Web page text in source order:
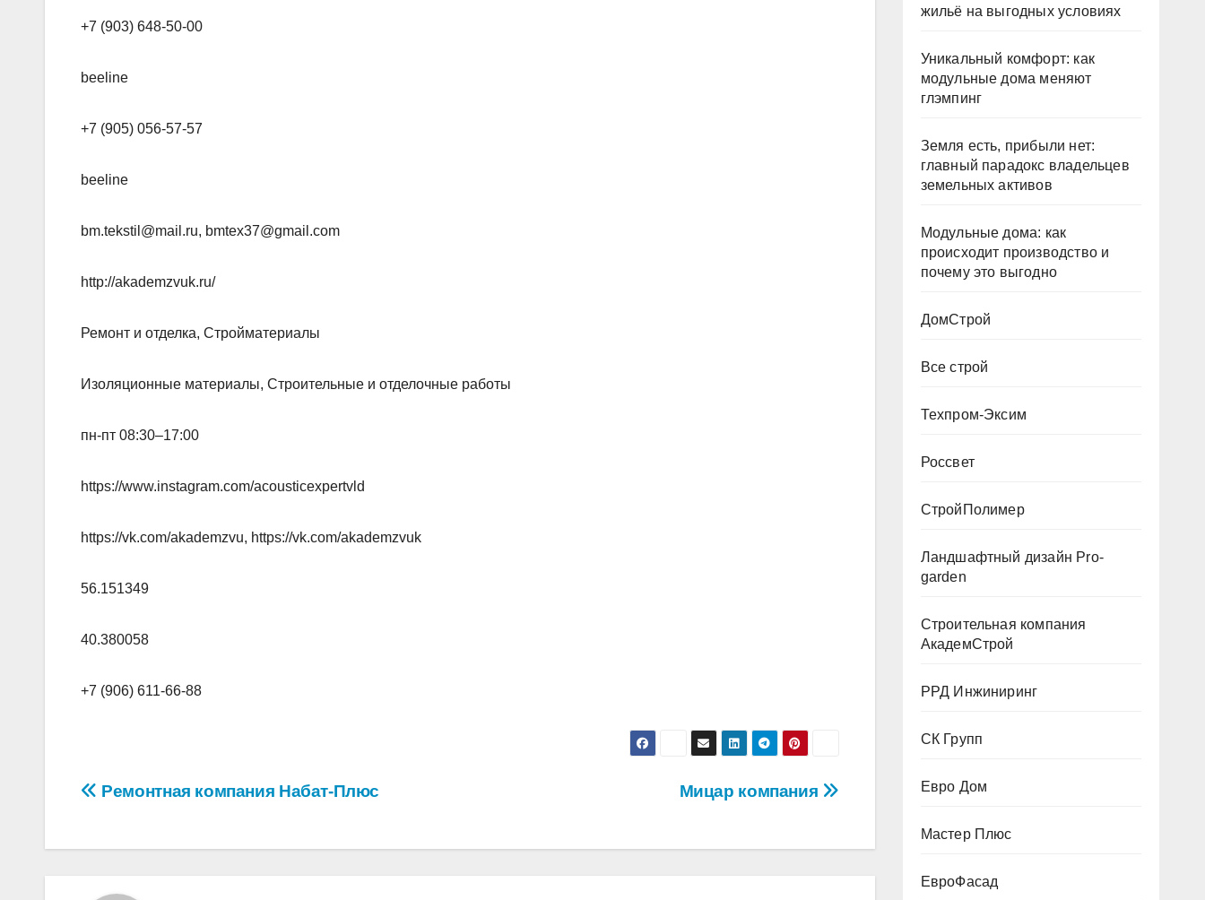
+7 (903) 648-50-00
beeline
+7 (905) 056-57-57
beeline
bm.tekstil@mail.ru, bmtex37@gmail.com
http://akademzvuk.ru/
Ремонт и отделка, Стройматериалы
Изоляционные материалы, Строительные и отделочные работы
пн-пт 08:30–17:00
https://www.instagram.com/acousticexpertvld
https://vk.com/akademzvu, https://vk.com/akademzvuk
56.151349
40.380058
+7 (906) 611-66-88
Навигация
Мицар компания
Ремонтная компания Набат-Плюс
жильё на выгодных условиях
Уникальный комфорт: как
модульные дома меняют
глэмпинг
Земля есть, прибыли нет:
главный парадокс владельцев
земельных активов
Модульные дома: как
происходит производство и
почему это выгодно
ДомСтрой
Все строй
Техпром-Эксим
Россвет
СтройПолимер
Ландшафтный дизайн Pro-
garden
Строительная компания
АкадемСтрой
РРД Инжиниринг
СК Групп
Евро Дом
Мастер Плюс
ЕвроФасад